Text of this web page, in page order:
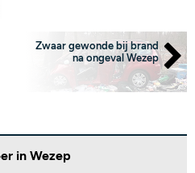
Zwaar gewonde bij brand
na ongeval Wezep
in Wezep